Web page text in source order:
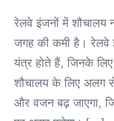
रेलवे इंजनों में शौचालय
जगह की कमी है। रेलवे
यंत्र होते हैं, जिनके
शौचालय के लिए अलग
और वजन बढ़ जाएगा,